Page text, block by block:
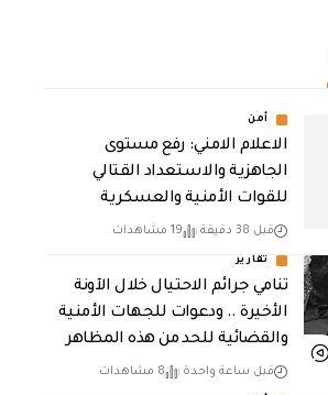
أمن
الاعلام الامني: رفع مستوى
الجاهزية والاستعداد القتالي
للقوات الأمنية والعسكرية
قبل 38 دقيقة 19 مشاهدات
تقارير
تنامي جرائم الاحتيال خلال الآونة
الأخيرة .. ودعوات للجهات الأمنية
والقضائية للحد من هذه المظاهر
قبل ساعة واحدة 8 مشاهدات